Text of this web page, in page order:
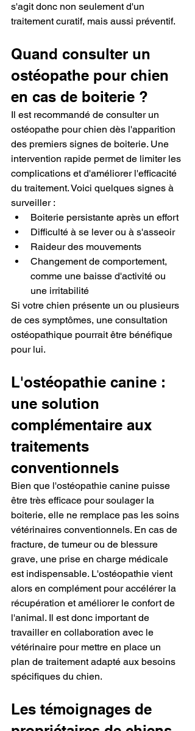
s'agit donc non seulement d'un
traitement curatif, mais aussi préventif.
Quand consulter un
ostéopathe pour chien
en cas de boiterie ?
Il est recommandé de consulter un
ostéopathe pour chien dès l'apparition
des premiers signes de boiterie. Une
intervention rapide permet de limiter les
complications et d'améliorer l'efficacité
du traitement. Voici quelques signes à
surveiller :
Boiterie persistante après un effort
Difficulté à se lever ou à s'asseoir
Raideur des mouvements
Changement de comportement,
comme une baisse d'activité ou
une irritabilité
Si votre chien présente un ou plusieurs
de ces symptômes, une consultation
ostéopathique pourrait être bénéfique
pour lui.
L'ostéopathie canine :
une solution
complémentaire aux
traitements
conventionnels
Bien que l'ostéopathie canine puisse
être très efficace pour soulager la
boiterie, elle ne remplace pas les soins
vétérinaires conventionnels. En cas de
fracture, de tumeur ou de blessure
grave, une prise en charge médicale
est indispensable. L'ostéopathie vient
alors en complément pour accélérer la
récupération et améliorer le confort de
l'animal. Il est donc important de
travailler en collaboration avec le
vétérinaire pour mettre en place un
plan de traitement adapté aux besoins
spécifiques du chien.
Les témoignages de